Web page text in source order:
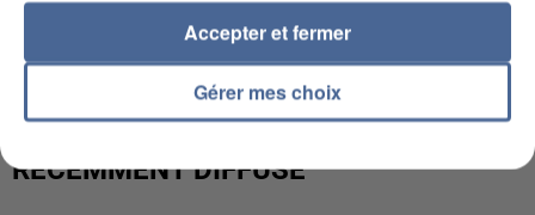
L’UN DES FONDATEURS SUPPOSÉS DE LA DZ
MAFIA INTERPELLÉ EN ALGÉRIE
RÉCEMMENT DIFFUSÉ
Gérer mes choix
Accepter et fermer